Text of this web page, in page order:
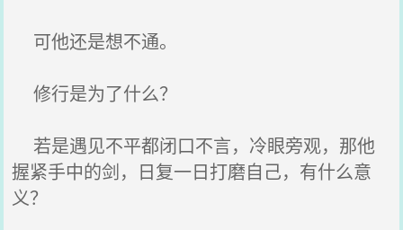
可他还是想不通。
修行是为了什么？
若是遇见不平都闭口不言，冷眼旁观，那他
握紧手中的剑，日复一日打磨自己，有什么意
义？